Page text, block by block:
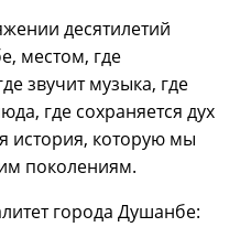
десятилетий
местом, где
звучит музыка, где
где сохраняется дух
история, которую мы
поколениям.
города Душанбе: